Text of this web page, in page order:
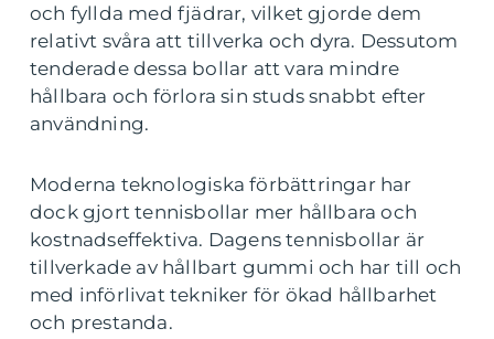
och fyllda med fjädrar, vilket gjorde dem
relativt svåra att tillverka och dyra. Dessutom
tenderade dessa bollar att vara mindre
hållbara och förlora sin studs snabbt efter
användning.
Moderna teknologiska förbättringar har
dock gjort tennisbollar mer hållbara och
kostnadseffektiva. Dagens tennisbollar är
tillverkade av hållbart gummi och har till och
med införlivat tekniker för ökad hållbarhet
och prestanda.